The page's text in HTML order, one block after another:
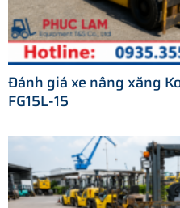
Đánh giá xe nâng xăng
FG15L-15